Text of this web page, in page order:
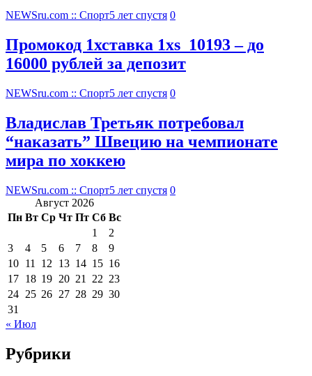
NEWSru.com :: Спорт5 лет спустя 0
Промокод 1хставка 1xs_10193 – до
16000 рублей за депозит
NEWSru.com :: Спорт5 лет спустя 0
Владислав Третьяк потребовал
“наказать” Швецию на чемпионате
мира по хоккею
NEWSru.com :: Спорт5 лет спустя 0
Август 2026
Пн Вт Ср Чт Пт Сб Вс
1
2
3
4 5 6 7 8
9
10 11 12 13 14 15 16
17 18 19 20 21 22 23
24 25 26 27 28 29 30
31
« Июл
Рубрики